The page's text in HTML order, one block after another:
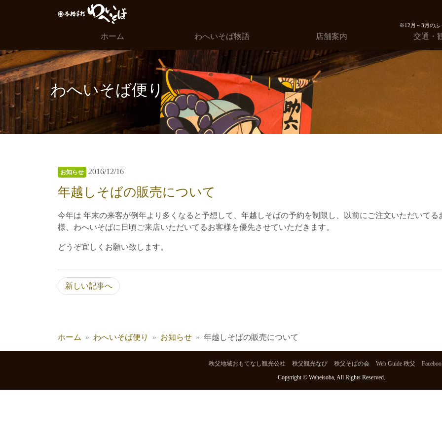
ホーム わへいそば物語 店舗案内 交通・
※12月～3月のふ
わへいそば便り
お知らせ 2016/12/16
年越しそばの販売について
今年は 年末の来客が例年より多くなると予想して、年越しそばの予約を制限し、以前にご注文いただいてる
様、わへいそばに日頃ご来店いただいてるお客様を優先させていただきます。
どうぞ宜しくお願い致します。
新しい記事へ
ホーム わへいそば便り お知らせ 年越しそばの販売について
秩父地域おもてなし観光公社 秩父観光なび 秩父そばの会 Web Guide 秩父
Copyright © Waheisoba, All Rights Reserved.